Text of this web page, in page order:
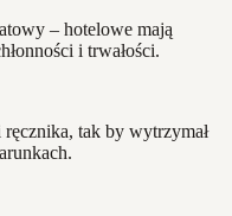
– hotelowe mają
i trwałości.
tak by wytrzymał